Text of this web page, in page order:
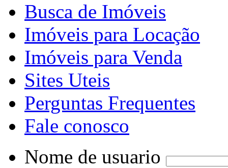
Busca de Imóveis
Imóveis para Locação
Imóveis para Venda
Sites Uteis
Perguntas Frequentes
Fale conosco
Nome de usuario